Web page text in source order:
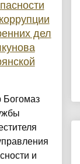
дел
Богомаз
и